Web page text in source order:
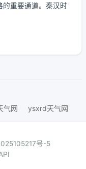
的重要通道。秦汉时
气网 ysxrd天气网
号-5